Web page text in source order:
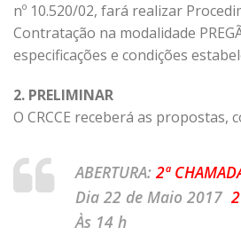
nº 10.520/02, fará realizar
Contratação na modalidade
especificações e condições
2. PRELIMINAR
O CRCCE receberá as propostas,
ABERTURA: 2ª
Dia 22 de Maio 2017
Às 14 h